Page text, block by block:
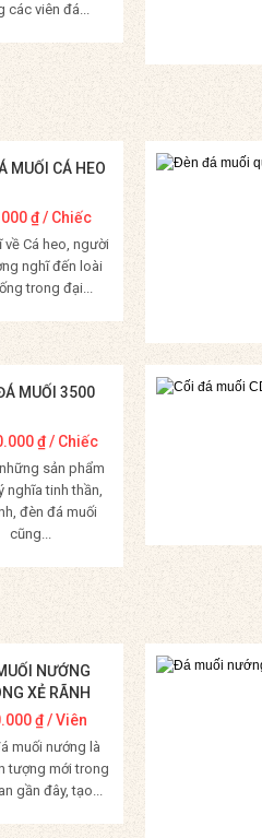
các viên đá...
Mua Hàng
MUỐI CÁ HEO
₫/ Chiếc
về Cá heo, người
nghĩ đến loài
trong đại...
Mua Hàng
MUỐI 3500
₫/ Chiếc
sản phẩm
nghĩa tinh thần,
đèn đá muối
cũng...
Mua Hàng
NƯỚNG
XẺ RÃNH
20*20*5
₫/ Viên
muối nướng là
tượng mới trong
gần đây, tạo...
Mua Hàng